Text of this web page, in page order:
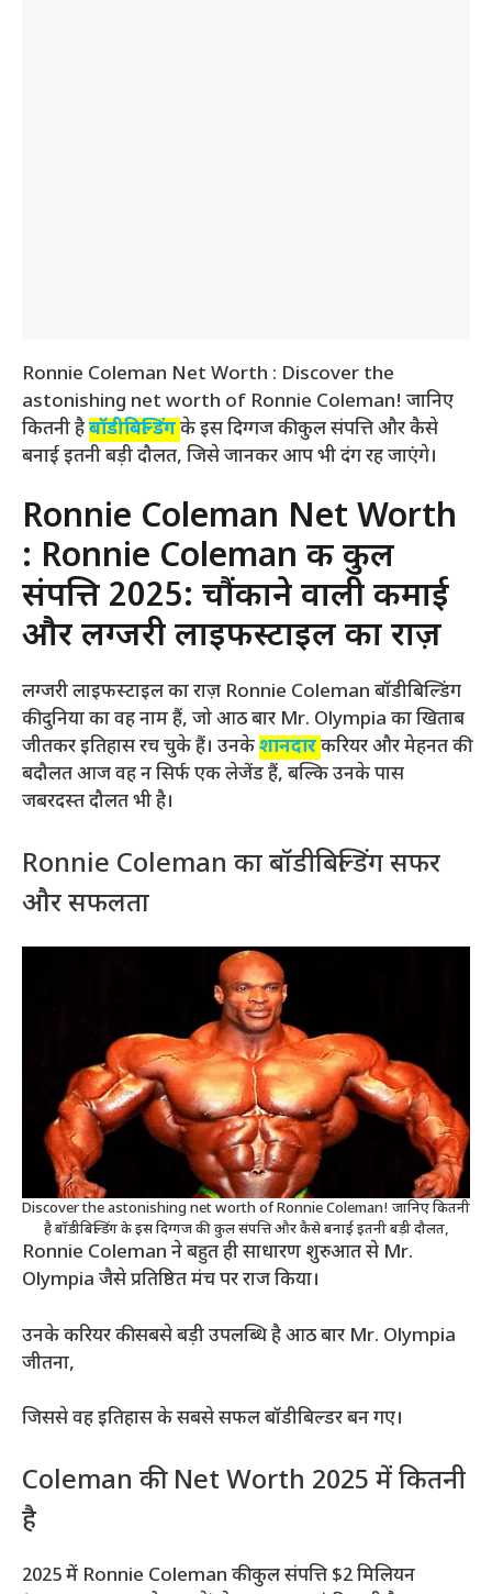
Ronnie Coleman Net Worth : Discover the
astonishing net worth of Ronnie Coleman! जानिए
कितनी हैबॉडीबिल्डिंगके इस दिग्गज की कुल संपत्ति और कैसे
बनाई इतनी बड़ी दौलत, जिसे जानकर आप भी दंग रह जाएंगे।
Ronnie Coleman Net Worth
: Ronnie Coleman की कुल
संपत्ति 2025: चौंकाने वाली कमाई
और लग्जरी लाइफस्टाइल का राज़
लग्जरी लाइफस्टाइल का राज़ Ronnie Coleman बॉडीबिल्डिंग
की दुनिया का वह नाम हैं, जो आठ बार Mr. Olympia का खिताब
जीतकर इतिहास रच चुके हैं। उनकेशानदारकरियर और मेहनत की
बदौलत आज वह न सिर्फ एक लेजेंड हैं, बल्कि उनके पास
जबरदस्त दौलत भी है।
Ronnie Coleman का बॉडीबिल्डिंग सफर
और सफलता
Discover the astonishing net worth of Ronnie Coleman! जानिए कितनी
है बॉडीबिल्डिंग के इस दिग्गज की कुल संपत्ति और कैसे बनाई इतनी बड़ी दौलत,
Ronnie Coleman ने बहुत ही साधारण शुरुआत से Mr.
Olympia जैसे प्रतिष्ठित मंच पर राज किया।
उनके करियर की सबसे बड़ी उपलब्धि है आठ बार Mr. Olympia
जीतना,
जिससे वह इतिहास के सबसे सफल बॉडीबिल्डर बन गए।
Coleman की Net Worth 2025 में कितनी
है
2025 में Ronnie Coleman की कुल संपत्ति $2 मिलियन